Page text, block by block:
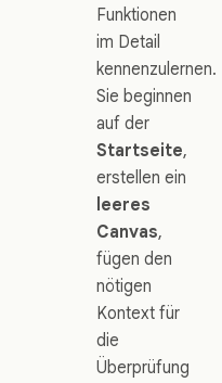
Funktionen
im Detail
kennenzulernen.
Sie beginnen
auf der
Startseite,
erstellen ein
leeres
Canvas,
fügen den
nötigen
Kontext für
die
Überprüfung